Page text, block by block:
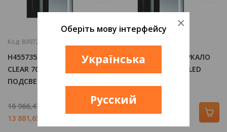
Код: 899726
H4557351731441 ЗЕРКАЛО
CLEAR 70Х81 СМ С LED
ПОДСВЕТКОЙ
16 966,47
13 881,65
H4557651731441 ЗЕРКАЛО
CLEAR 100Х81 СМ С LED
20 284,90
×
Оберіть мову інтерфейсу
Українська
Русский